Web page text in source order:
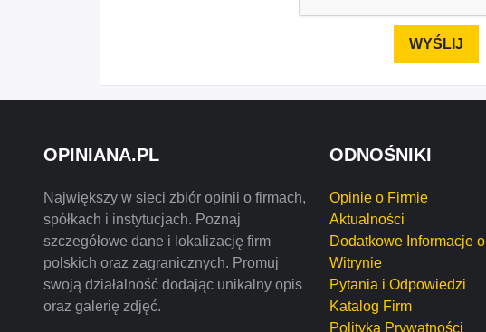
OPINIANA.PL
Największy w sieci zbiór opinii o firmach,
spółkach i instytucjach. Poznaj
szczegółowe dane i lokalizację firm
polskich oraz zagranicznych. Promuj
swoją działalność dodając unikalny opis
oraz galerię zdjęć.
ODNOŚNIKI
Opinie o Firmie
Aktualności
Dodatkowe Informacje o
Witrynie
Pytania i Odpowiedzi
Katalog Firm
Polityka Prywatności